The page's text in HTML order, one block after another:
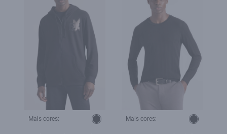
Mais cores: Mais cores: